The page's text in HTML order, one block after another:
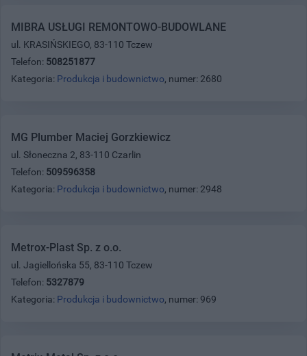
MIBRA USŁUGI REMONTOWO-BUDOWLANE
ul. KRASIŃSKIEGO, 83-110 Tczew
Telefon: 508251877
Kategoria: Produkcja i budownictwo, numer: 2680
MG Plumber Maciej Gorzkiewicz
ul. Słoneczna 2, 83-110 Czarlin
Telefon: 509596358
Kategoria: Produkcja i budownictwo, numer: 2948
Metrox-Plast Sp. z o.o.
ul. Jagiellońska 55, 83-110 Tczew
Telefon: 5327879
Kategoria: Produkcja i budownictwo, numer: 969